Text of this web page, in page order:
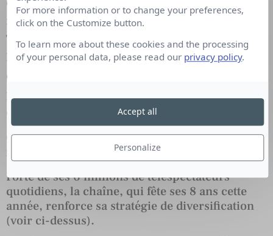
refonte du site web de Gulli, nous avons lancé « La
Tablette tactile By Gulli », « Le Mobile by Gulli »,
l’appli gratuite Gulli a été téléchargée + d’1 million
de fois et nous nous positionnons comme le
Gulli, autre acteur majeur de l’animation
française
Forte de ses 6 millions de téléspectateurs
quotidiens, la chaîne, qui fête ses 8 ans cette
année, renforce sa stratégie de diversification
(voir ci-dessus).
For more information or to change your preferences,
click on the Customize button.
To learn more about these cookies and the processing
of your personal data, please read our privacy policy.
Personalize
Accept all